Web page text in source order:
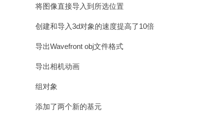
将图像直接导入到所选位置
创建和导入3d对象的速度提高了10倍
导出Wavefront obj文件格式
导出相机动画
组对象
添加了两个新的基元